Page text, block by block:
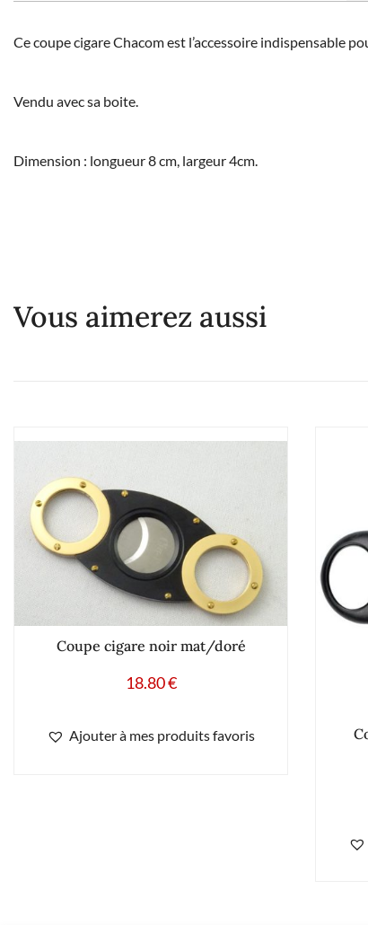
Ce coupe cigare Chacom est l’accessoire indispensable
Vendu avec sa boite.
Dimension : longueur 8 cm, largeur 4cm.
Vous aimerez aussi
Coupe cigare noir mat/doré
18.80€
Ajouter à mes produits favoris